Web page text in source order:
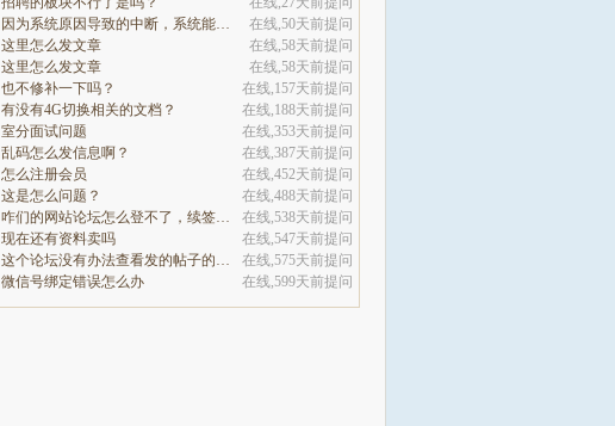
因为系统原因导致的中断，系统能自动7赎回处理吗
在线,50天前提问
这里怎么发文章
在线,58天前提问
这里怎么发文章
在线,58天前提问
也不修补一下吗？
在线,157天前提问
有没有4G切换相关的文档？
在线,188天前提问
室分面试问题
在线,353天前提问
乱码怎么发信息啊？
在线,387天前提问
怎么注册会员
在线,452天前提问
这是怎么问题？
在线,488天前提问
咋们的网站论坛怎么登不了，续签没有办法继续
在线,538天前提问
现在还有资料卖吗
在线,547天前提问
这个论坛没有办法查看发的帖子的阅读量吗
在线,575天前提问
微信号绑定错误怎么办
在线,599天前提问